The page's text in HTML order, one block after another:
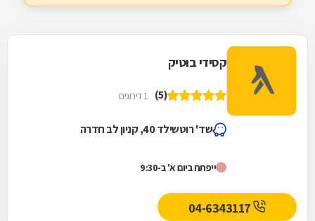
קסידי בוטיק
(5) 1 דירוגים
שד' רוטשילד 40, קניון לב חדרה
ייפתח ביום א' ב-9:30
04-6343117